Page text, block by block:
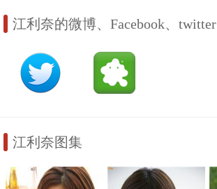
江利奈的微博、Facebook、twitter
江利奈图集